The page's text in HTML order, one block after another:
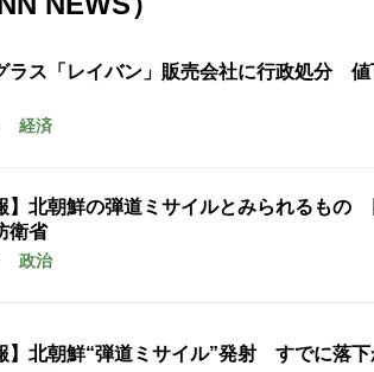
ラス「レイバン」販売会社に行政処分 値
経済
】北朝鮮の弾道ミサイルとみられるもの
省
政治
】北朝鮮“弾道ミサイル”発射 すでに落下